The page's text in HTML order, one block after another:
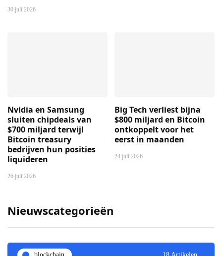
30 juli 2026
Nvidia en Samsung
sluiten chipdeals van
$700 miljard terwijl
Bitcoin treasury
bedrijven hun posities
liquideren
26 juli 2026
Big Tech verliest bijna
$800 miljard en Bitcoin
ontkoppelt voor het
eerst in maanden
24 juli 2026
Nieuwscategorieën